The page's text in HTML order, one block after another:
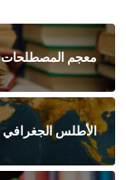
معجم المصطلحات
الأطلس الجغرافي